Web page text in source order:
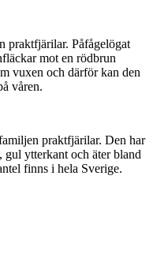
praktfjärilar. Påfågelögat
mot en rödbrun
vuxen och därför kan den
våren.
praktfjärilar. Den har
gul ytterkant och äter bland
finns i hela Sverige.